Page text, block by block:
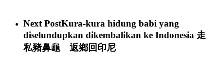
Next PostKura-kura hidung babi yang
diselundupkan dikembalikan ke Indonesia 走
私豬鼻龜 返鄉回印尼